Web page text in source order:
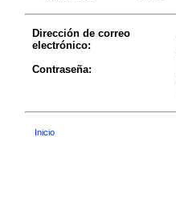
Dirección de correo
electrónico:
Contraseña:
Inicio